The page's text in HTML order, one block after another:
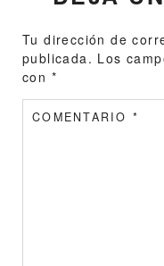
Tu dirección de
publicada. Los
con *
COMENTARIO *